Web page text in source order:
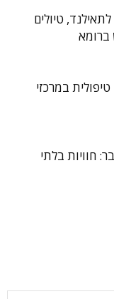
טיולים
ברומא
במרכזי
חוויות בלתי